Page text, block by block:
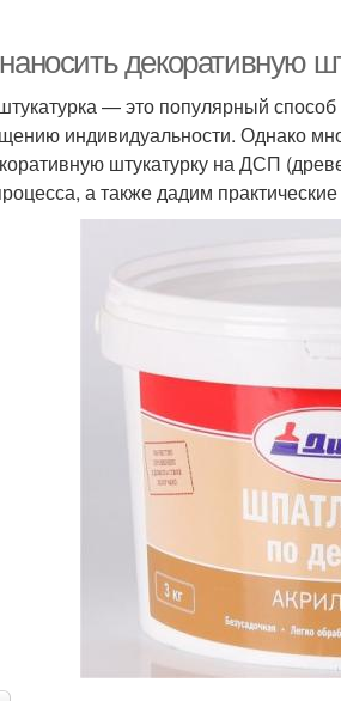
декоративную
— это популярный
индивидуальности. Однако
штукатурку на ДСП
а также дадим